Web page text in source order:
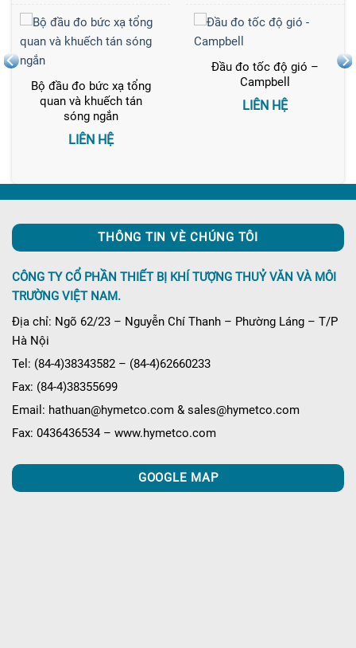
Bộ đầu đo bức xạ tổng
quan và khuếch tán
sóng ngắn
LIÊN HỆ
Đầu đo tốc độ gió –
Campbell
LIÊN HỆ
THÔNG TIN VÈ CHÚNG TÔI
CÔNG TY CỔ PHẦN THIẾT BỊ KHÍ TƯỢNG THUỶ VĂN VÀ MÔI
TRƯỜNG VIỆT NAM.
Địa chỉ: Ngõ 62/23 – Nguyễn Chí Thanh – Phường Láng – T/P
Hà Nội
Tel: (84-4)38343582 – (84-4)62660233
Fax: (84-4)38355699
Email: hathuan@hymetco.com & sales@hymetco.com
Fax: 0436436534 – www.hymetco.com
GOOGLE MAP